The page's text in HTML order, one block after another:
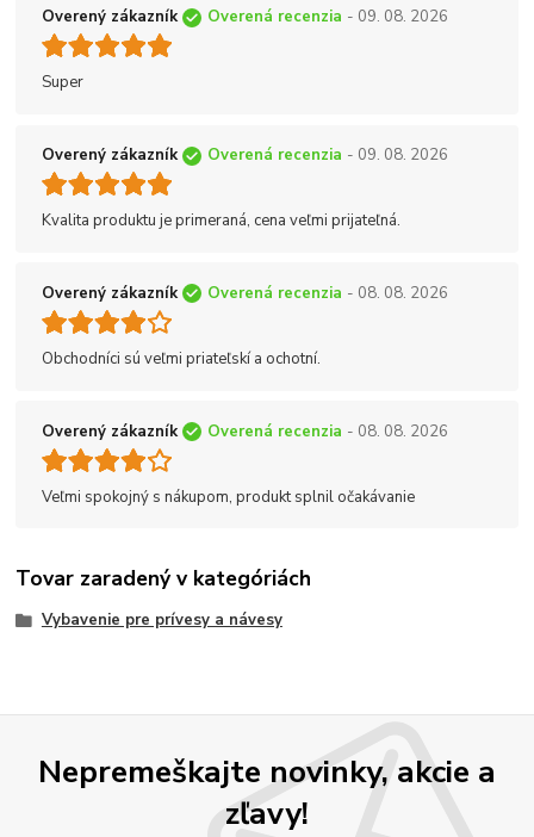
Overený zákazník Overená recenzia - 09. 08. 2026
Super
Overený zákazník Overená recenzia - 09. 08. 2026
Kvalita produktu je primeraná, cena veľmi prijateľná.
Overený zákazník Overená recenzia - 08. 08. 2026
Obchodníci sú veľmi priateľskí a ochotní.
Overený zákazník Overená recenzia - 08. 08. 2026
Veľmi spokojný s nákupom, produkt splnil očakávanie
Tovar zaradený v kategóriách
Vybavenie pre prívesy a návesy
Nepremeškajte novinky, akcie a
zľavy!